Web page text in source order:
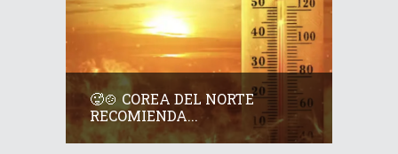
🥵🍲 COREA DEL NORTE
RECOMIENDA...